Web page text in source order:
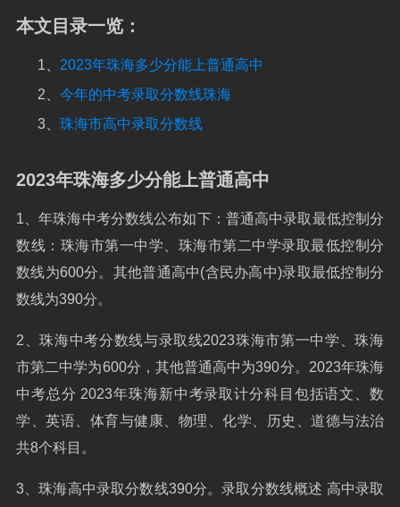
本文目录一览：
1、 2023年珠海多少分能上普通高中
2、 今年的中考录取分数线珠海
3、 珠海市高中录取分数线
2023年珠海多少分能上普通高中
1、年珠海中考分数线公布如下：普通高中录取最低控制分
数线：珠海市第一中学、珠海市第二中学录取最低控制分
数线为600分。其他普通高中(含民办高中)录取最低控制分
数线为390分。
2、珠海中考分数线与录取线2023珠海市第一中学、珠海
市第二中学为600分，其他普通高中为390分。2023年珠海
中考总分 2023年珠海新中考录取计分科目包括语文、数
学、英语、体育与健康、物理、化学、历史、道德与法治
共8个科目。
3、珠海高中录取分数线390分。录取分数线概述 高中录取